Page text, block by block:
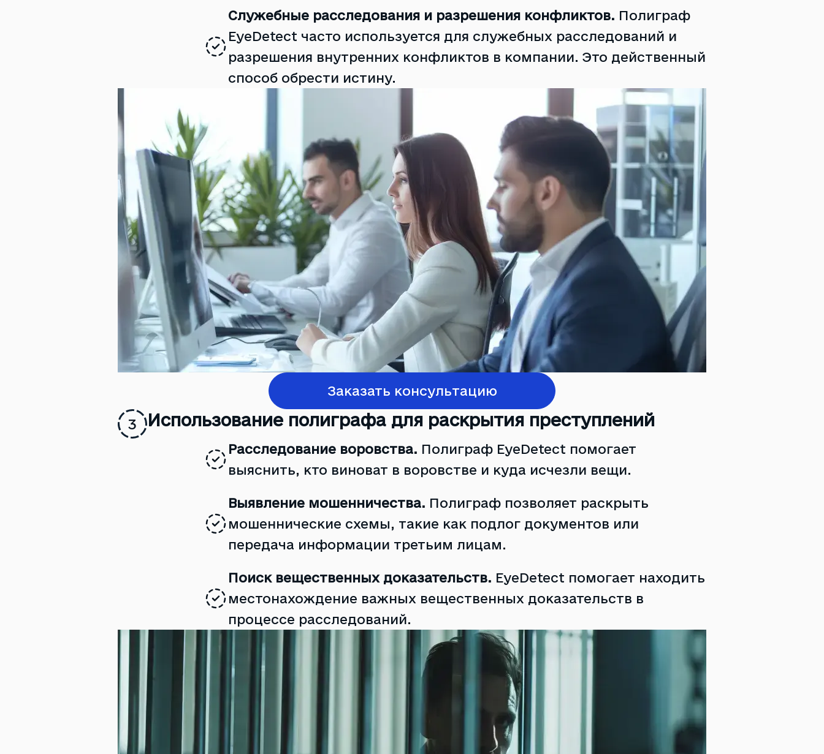
Служебные расследования и разрешения конфликтов. Полиграф
EyeDetect часто используется для служебных расследований и
разрешения внутренних конфликтов в компании. Это действенный
способ обрести истину.
Заказать консультацию
3 Использование полиграфа для раскрытия преступлений
Расследование воровства. Полиграф EyeDetect помогает
выяснить, кто виноват в воровстве и куда исчезли вещи.
Выявление мошенничества. Полиграф позволяет раскрыть
мошеннические схемы, такие как подлог документов или
передача информации третьим лицам.
Поиск вещественных доказательств. EyeDetect помогает находить
местонахождение важных вещественных доказательств в
процессе расследований.